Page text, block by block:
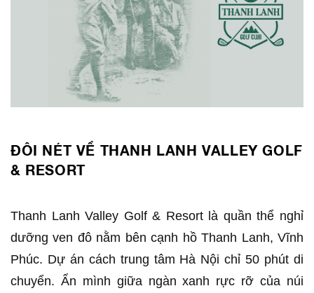
ĐÔI NÉT VỀ THANH LANH VALLEY GOLF
& RESORT
Thanh Lanh Valley Golf & Resort là quần thể nghỉ
dưỡng ven đô nằm bên cạnh hồ Thanh Lanh, Vĩnh
Phúc. Dự án cách trung tâm Hà Nội chỉ 50 phút di
chuyển. Ẩn mình giữa ngàn xanh rực rỡ của núi